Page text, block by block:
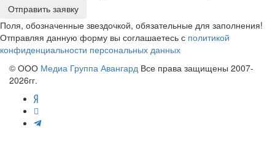
Отправить заявку
Поля, обозначенные звездочкой, обязательные для заполнения!
Отправляя данную форму вы соглашаетесь с политикой
конфиденциальности персональных данных
© ООО Медиа Группа Авангард Все права защищены 2007-
2026гг.